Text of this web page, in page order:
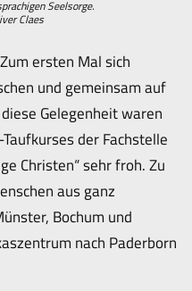
Seelsorge.
Claes
ersten Mal sich
und gemeinsam auf
Gelegenheit waren
der Fachstelle
Christen“ sehr froh. Zu
aus ganz
Bochum und
nach Paderborn